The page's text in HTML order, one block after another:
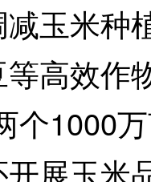
玉米种
高效作
个1000
展玉米